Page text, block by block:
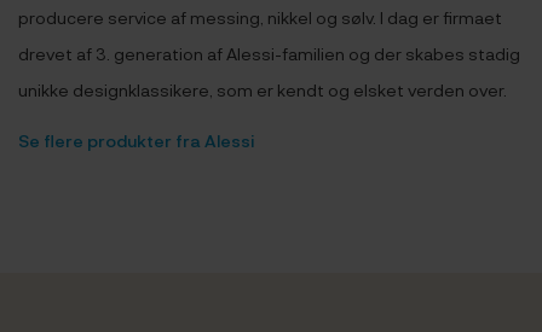
producere service af messing, nikkel og sølv. I dag er firmaet
drevet af 3. generation af Alessi-familien og der skabes stadig
unikke designklassikere, som er kendt og elsket verden over.
Se flere produkter fra Alessi